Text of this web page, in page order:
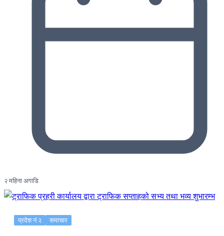
२ महिना अगाडि
प्रदेश नं २ समाचार